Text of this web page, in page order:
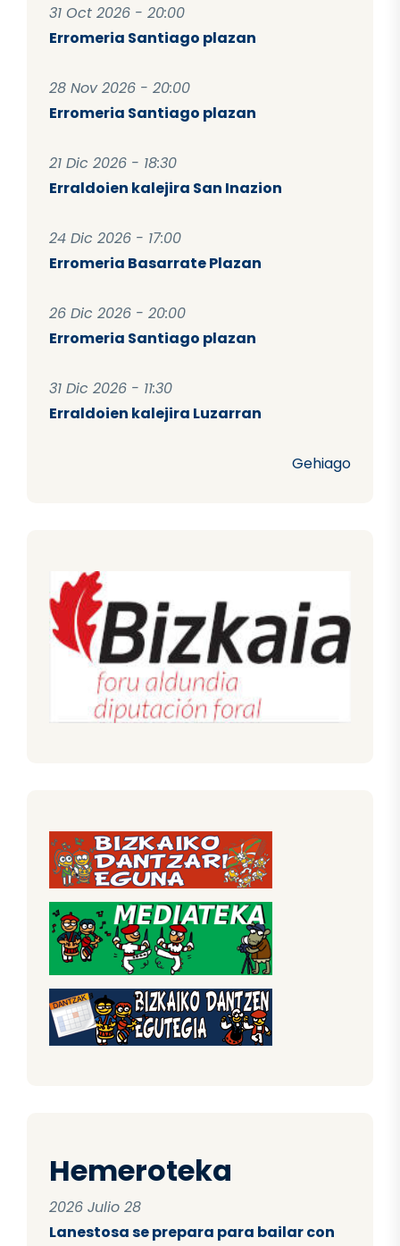
31 Oct 2026 - 20:00
Erromeria Santiago plazan
28 Nov 2026 - 20:00
Erromeria Santiago plazan
21 Dic 2026 - 18:30
Erraldoien kalejira San Inazion
24 Dic 2026 - 17:00
Erromeria Basarrate Plazan
26 Dic 2026 - 20:00
Erromeria Santiago plazan
31 Dic 2026 - 11:30
Erraldoien kalejira Luzarran
Gehiago
Hemeroteka
2026 Julio 28
Lanestosa se prepara para bailar con